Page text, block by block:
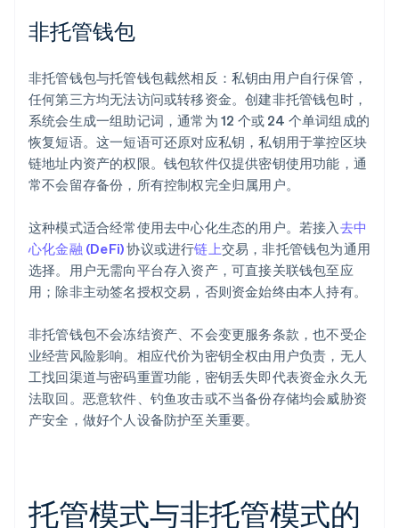
非托管钱包
非托管钱包与托管钱包截然相反：私钥由用户自行保管，
任何第三方均无法访问或转移资金。创建非托管钱包时，
系统会生成一组助记词，通常为 12 个或 24 个单词组成的
恢复短语。这一短语可还原对应私钥，私钥用于掌控区块
链地址内资产的权限。钱包软件仅提供密钥使用功能，通
常不会留存备份，所有控制权完全归属用户。
这种模式适合经常使用去中心化生态的用户。若接入去中
心化金融 (DeFi)协议或进行链上交易，非托管钱包为通用
选择。用户无需向平台存入资产，可直接关联钱包至应
用；除非主动签名授权交易，否则资金始终由本人持有。
非托管钱包不会冻结资产、不会变更服务条款，也不受企
业经营风险影响。相应代价为密钥全权由用户负责，无人
工找回渠道与密码重置功能，密钥丢失即代表资金永久无
法取回。恶意软件、钓鱼攻击或不当备份存储均会威胁资
产安全，做好个人设备防护至关重要。
托管模式与非托管模式的